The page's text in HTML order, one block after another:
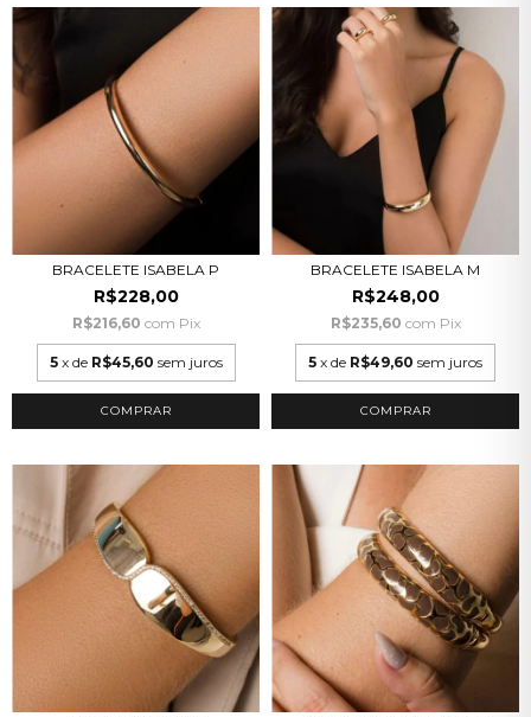
BRACELETE ISABELA P
R$228,00
R$216,60 com Pix
5 x de R$45,60 sem juros
COMPRAR
BRACELETE ISABELA M
R$248,00
R$235,60 com Pix
5 x de R$49,60 sem juros
COMPRAR